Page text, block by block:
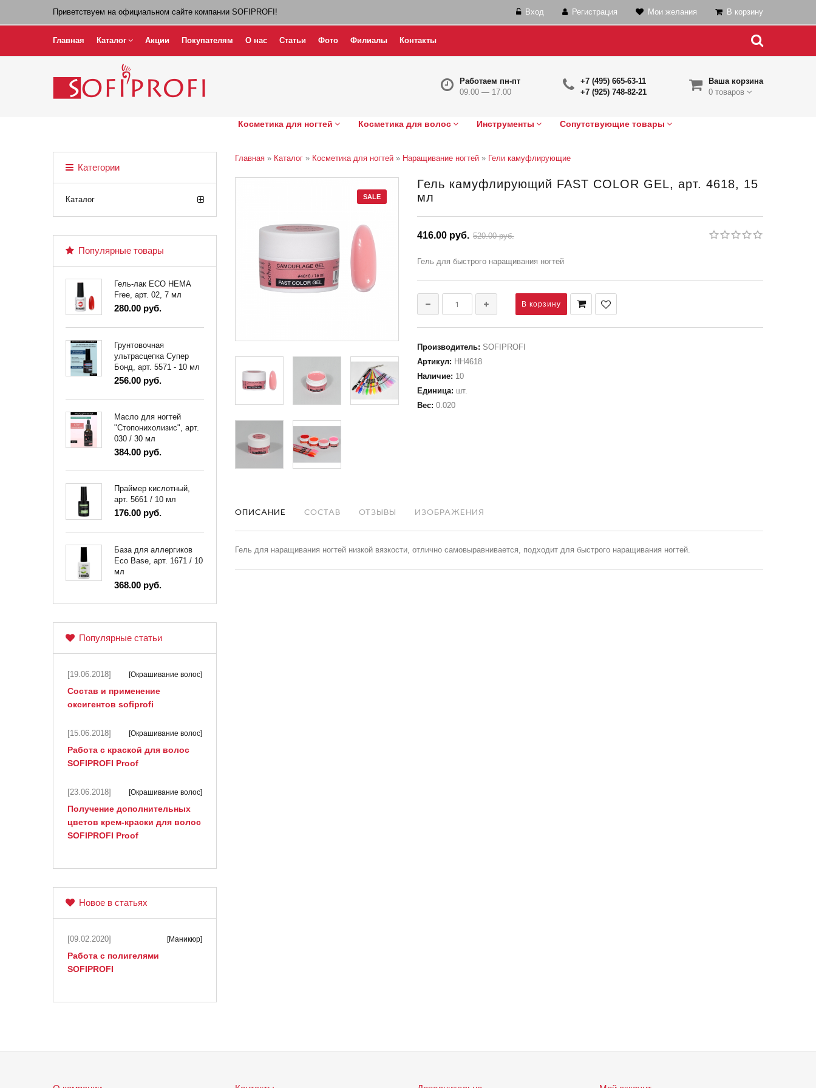
Приветствуем на официальном сайте компании SOFIPROFI! Вход Регистрация Мои желания В корзину
Главная Каталог Акции Покупателям О нас Статьи Фото Филиалы Контакты
Ваша корзина
0 товаров
+7 (495) 665-63-11
+7 (925) 748-82-21
Работаем пн-пт
09.00 — 17.00
Косметика для ногтей Косметика для волос Инструменты Сопутствующие товары
Главная » Каталог » Косметика для ногтей » Наращивание ногтей » Гели камуфлирующие
SALE
Гель камуфлирующий FAST COLOR GEL, арт. 4618, 15
мл
416.00 руб. 520.00 руб.
Гель для быстрого наращивания ногтей
Производитель: SOFIPROFI
Артикул: НН4618
Наличие: 10
Единица: шт.
Вес: 0.020
ОПИСАНИЕ СОСТАВ ОТЗЫВЫ ИЗОБРАЖЕНИЯ
Гель для наращивания ногтей низкой вязкости, отлично самовыравнивается, подходит для быстрого наращивания ногтей.
Категории
Каталог
Популярные товары
Гель-лак ECO HEMA
Free, арт. 02, 7 мл
280.00 руб.
Грунтовочная
ультрасцепка Супер
Бонд, арт. 5571 - 10 мл
256.00 руб.
Масло для ногтей
"Стопонихолизис", арт.
030 / 30 мл
384.00 руб.
Праймер кислотный,
арт. 5661 / 10 мл
176.00 руб.
База для аллергиков
Eco Base, арт. 1671 / 10
мл
368.00 руб.
Популярные статьи
[19.06.2018] [Окрашивание волос]
Состав и применение
оксигентов sofiprofi
[15.06.2018] [Окрашивание волос]
Работа с краской для волос
SOFIPROFI Proof
[23.06.2018] [Окрашивание волос]
Получение дополнительных
цветов крем-краски для волос
SOFIPROFI Proof
Новое в статьях
[09.02.2020] [Маникюр]
Работа с полигелями
SOFIPROFI